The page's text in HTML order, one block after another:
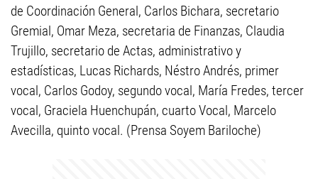
de Coordinación General, Carlos Bichara, secretario
Gremial, Omar Meza, secretaria de Finanzas, Claudia
Trujillo, secretario de Actas, administrativo y
estadísticas, Lucas Richards, Néstro Andrés, primer
vocal, Carlos Godoy, segundo vocal, María Fredes, tercer
vocal, Graciela Huenchupán, cuarto Vocal, Marcelo
Avecilla, quinto vocal. (Prensa Soyem Bariloche)